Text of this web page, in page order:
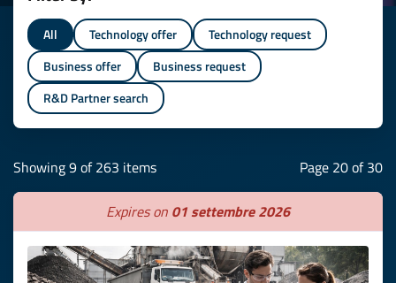
All Technology offer
Technology request
Business offer
Business request
R&D Partner search
Showing 9 of 263 items Page 20 of 30
Expires on 01 settembre 2026